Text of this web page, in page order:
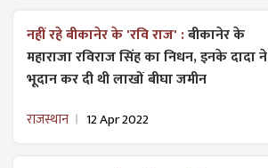
नहीं रहे बीकानेर के 'रवि राज' :बीकानेर के
महाराजा रविराज सिंह का निधन, इनके दादा ने
भूदान कर दी थी लाखों बीघा जमीन
राजस्थान 12 Apr 2022